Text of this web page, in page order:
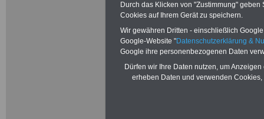
der TdL ist.
1. Der TV-L
Bremerhaven
Durch das Klicken von "Zustimmung"
Cookies auf Ihrem Gerät zu speichern.
Wir gewähren Dritten - einschließlich
Google-Website "Datenschutzerklärung &
Google ihre personenbezogenen Daten
Dürfen wir Ihre Daten nutzen, um
erheben Daten und verwenden